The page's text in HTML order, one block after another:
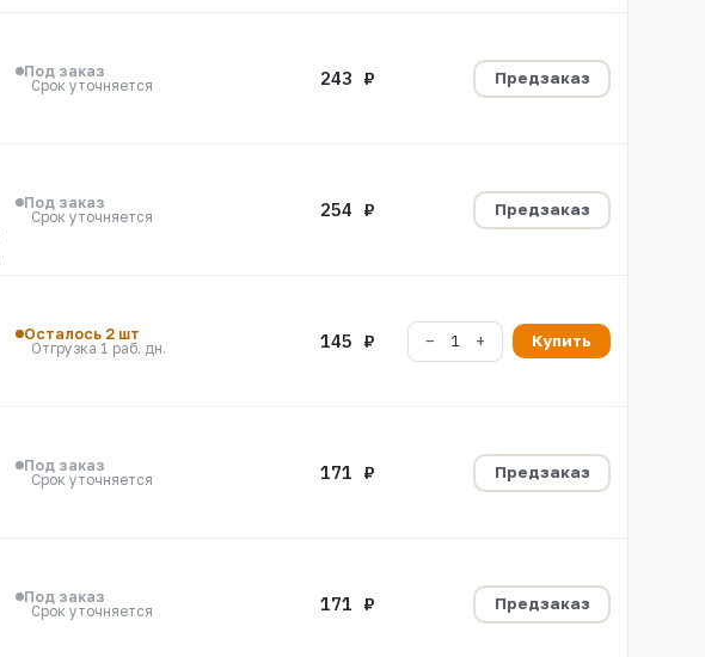
Под заказ
Срок уточняется
243 ₽ Предзаказ
Под заказ
Срок уточняется
254 ₽ Предзаказ
Осталось 2 шт
Отгрузка 1 раб. дн.
145 ₽ Купить
Под заказ
Срок уточняется
171 ₽ Предзаказ
Под заказ
Срок уточняется
171 ₽ Предзаказ